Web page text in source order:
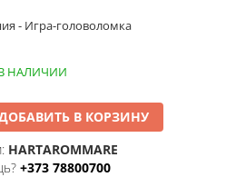
- Игра-головоломка
НАЛИЧИИ
В КОРЗИНУ
HARTAROMMARE
+373 78800700